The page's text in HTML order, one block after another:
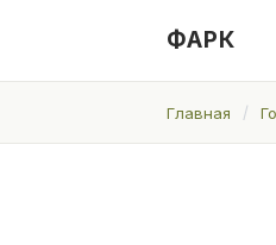
ФАРК
Главная